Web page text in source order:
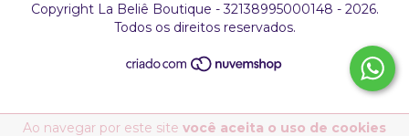
Ao navegar por este site você aceita o uso de cookies
Copyright La Beliê Boutique - 32138995000148 - 2026.
Todos os direitos reservados.